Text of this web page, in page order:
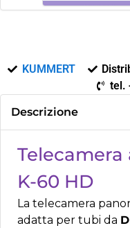
KUMMERT
tel.
Descrizione
K-60 HD
La telecamera
adatta per tubi da